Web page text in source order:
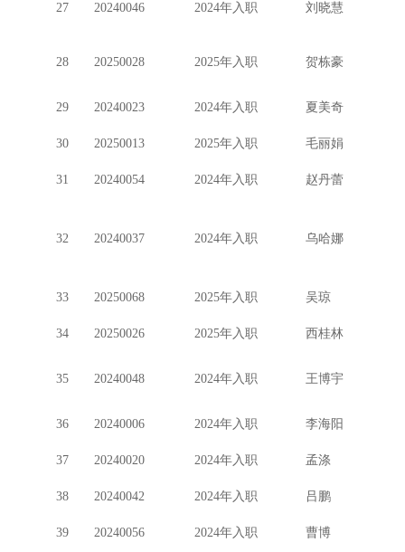
27 20240046 2024年入职 刘晓慧
28 20250028 2025年入职 贺栋豪
29 20240023 2024年入职 夏美奇
30 20250013 2025年入职 毛丽娟
31 20240054 2024年入职 赵丹蕾
32 20240037 2024年入职 乌哈娜
33 20250068 2025年入职 吴琼
34 20250026 2025年入职 西桂林
35 20240048 2024年入职 王博宇
36 20240006 2024年入职 李海阳
37 20240020 2024年入职 孟涤
38 20240042 2024年入职 吕鹏
39 20240056 2024年入职 曹博